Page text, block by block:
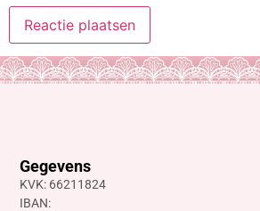
Gegevens
KVK: 66211824
IBAN: